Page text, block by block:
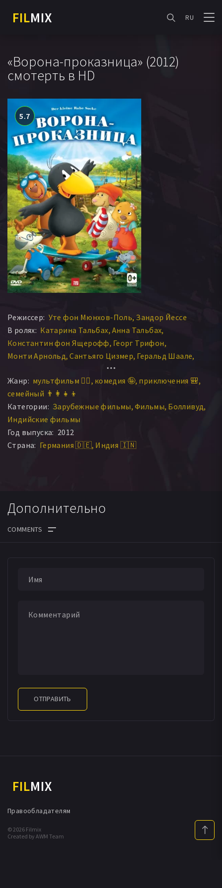
FILMIX RU
«Ворона-проказница» (2012)
смотерть в HD
5.7
Режиссер: Уте фон Мюнхов-Поль Зандор Йессе
В ролях: Катарина Тальбах Анна Тальбах
Константин фон Ящерофф Георг Трифон
Монти Арнольд Сантьяго Цизмер Геральд Шаале
Янник Эндеманн Tim Kreuer
Ulli Smandek Jens Andresen Жозефина Хэйген
Ozan Ünal Peter Wenke
Жанр: мультфильм 🧚‍♀️ комедия 🤪 приключения 🎒
семейный 👨‍👩‍👧‍👦
Категории: Зарубежные фильмы Фильмы Болливуд
Индийские фильмы
Год выпуска: 2012
Страна: Германия 🇩🇪 Индия 🇮🇳
Дополнительно
ОТПРАВИТЬ
FILMIX
© 2026 Filmix
Created by AWM Team
Правообладателям